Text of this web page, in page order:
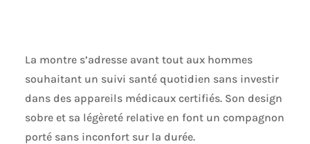
accompagné de
deux bracelets en
silicone doux pour
pèse environ 200 g,
alliant qualité de
La montre s’adresse avant tout aux hommes
souhaitant un suivi santé quotidien sans investir
dans des appareils médicaux certifiés. Son design
sobre et sa légèreté relative en font un compagnon
porté sans inconfort sur la durée.